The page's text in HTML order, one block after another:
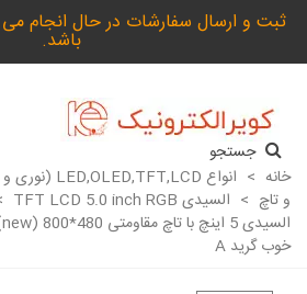
ثبت و ارسال سفارشات در حال انجام
باشد.
جستجو
خانه > انواع LED,OLED,TFT,LCD (نوری و نمایشی)
و تاچ > السیدی TFT LCD RGB TFT LCD 5.0 inch RGB
خوب گرید A